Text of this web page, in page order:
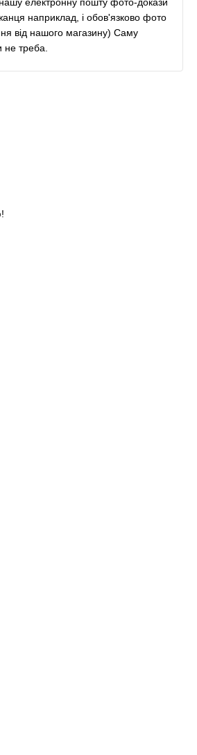
електронну пошту фото-докази
наприклад, і обов'язково фото
від нашого магазину) Саму
не треба.